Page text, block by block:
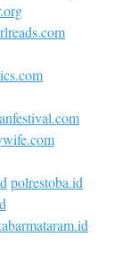
polrestoba.id